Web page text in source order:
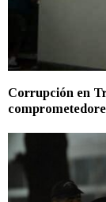
Corrupción en